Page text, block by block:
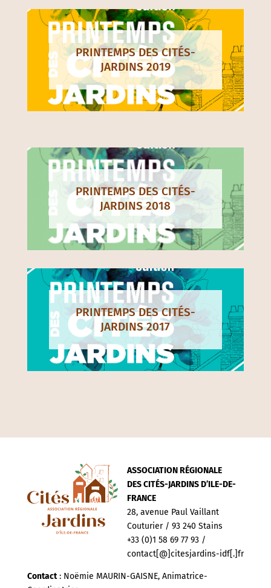
PRINTEMPS DES CITÉS-
JARDINS 2019
PRINTEMPS DES CITÉS-
JARDINS 2018
PRINTEMPS DES CITÉS-
JARDINS 2017
ASSOCIATION RÉGIONALE
DES CITÉS-JARDINS D’ILE-DE-
FRANCE
28, avenue Paul Vaillant
Couturier / 93 240 Stains
+33 (0)1 58 69 77 93 /
contact[@]citesjardins-idf[.]fr
Contact: Noëmie MAURIN-GAISNE, Animatrice-